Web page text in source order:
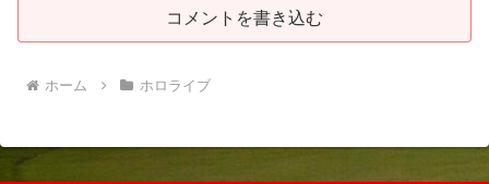
コメントを書き込む
ホーム ホロライブ